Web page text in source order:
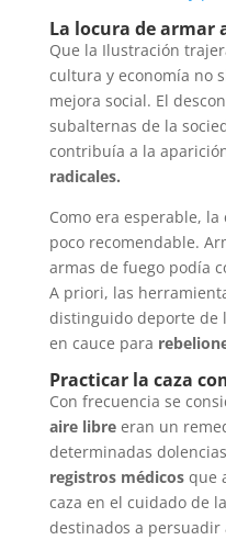
La locura de armar
Que la Ilustración
cultura y economía no
mejora social. El
subalternas de la
contribuía a la
radicales.
Como era esperable,
poco recomendable.
armas de fuego podía
A priori, las
distinguido deporte de
en cauce para
Practicar la caza
Con frecuencia se
aire libreeran un
determinadas
registros médicosque
caza en el cuidado de
destinados a persuadir